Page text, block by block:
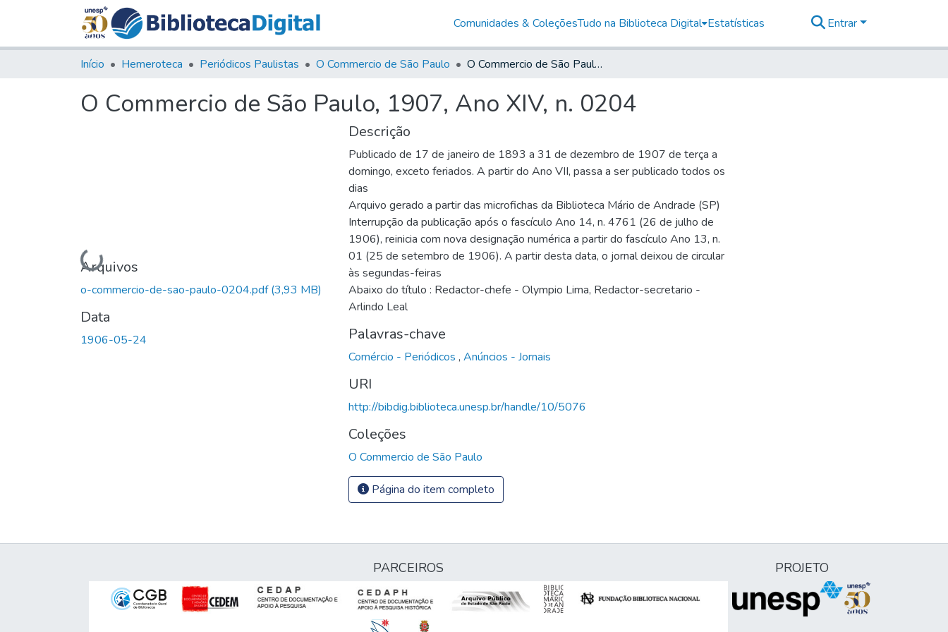
Comunidades & ColeçõesTudo na Biblioteca Digital Estatísticas Entrar
Início Hemeroteca Periódicos Paulistas O Commercio de São Paulo O Commercio de São Paulo, 1907, Ano XIV, n. 0204
O Commercio de São Paulo, 1907, Ano XIV, n. 0204
Carregando...
Arquivos
o-commercio-de-sao-paulo-0204.pdf(3,93 MB)
Data
1906-05-24
Descrição
Publicado de 17 de janeiro de 1893 a 31 de dezembro de 1907 de terça a
domingo, exceto feriados. A partir do Ano VII, passa a ser publicado todos os
dias
Arquivo gerado a partir das microfichas da Biblioteca Mário de Andrade (SP)
Interrupção da publicação após o fascículo Ano 14, n. 4761 (26 de julho de
1906), reinicia com nova designação numérica a partir do fascículo Ano 13, n.
01 (25 de setembro de 1906). A partir desta data, o jornal deixou de circular
às segundas-feiras
Abaixo do título : Redactor-chefe - Olympio Lima, Redactor-secretario -
Arlindo Leal
Palavras-chave
Comércio - Periódicos , Anúncios - Jornais
URI
http://bibdig.biblioteca.unesp.br/handle/10/5076
Coleções
O Commercio de São Paulo
Página do item completo
PARCEIROS PROJETO